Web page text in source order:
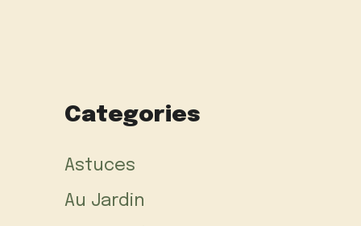
Categories
Astuces
Au Jardin